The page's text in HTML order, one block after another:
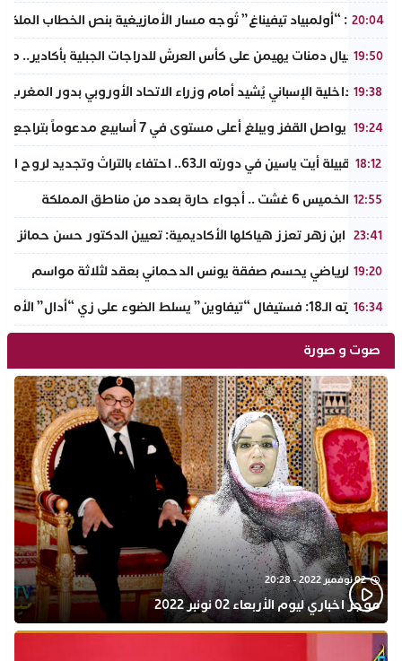
20:04
تفراوت: “أولمبياد تيفيناغ” تُوجه مسار الأمازيغية بنص الخطاب الملكي
19:50
نادي أجيال دمنات يهيمن على كأس العرش للدراجات الجبلية بأكادير..
19:38
وزير الداخلية الإسباني يُشيد أمام وزراء الاتحاد الأوروبي بدور
19:24
الذهب يواصل القفز ويبلغ أعلى مستوى في 7 أسابيع مدعوماً بتراجع الدولار وانخفاض عوائد السندات
18:12
ملتقى قبيلة أيت ياسين في دورته الـ63.. احتفاء بالتراث وتجديد لروح الانتماء الوطني
12:55
طقس الخميس 6 غشت .. أجواء حارة بعدد من مناطق المملكة
23:41
جامعة ابن زهر تعزز هياكلها الأكاديمية: تعيين الدكتور حسن حمائز
19:20
الرجاء الرياضي يحسم صفقة يونس الدحماني بعقد لثلاثة مواسم
16:34
في دورته الـ18: فستيفال “تيفاوين” يسلط الضوء على زي “أدال” الأمازيغي ويكرم رائدات التطريز والتصميم بالـأطلس الصغير
صوت و صورة
02 نوفمبر 2022 - 20:28
موجز اخباري ليوم الأربعاء 02 نونبر 2022